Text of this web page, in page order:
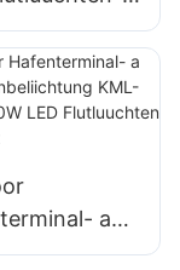
fir
a
a